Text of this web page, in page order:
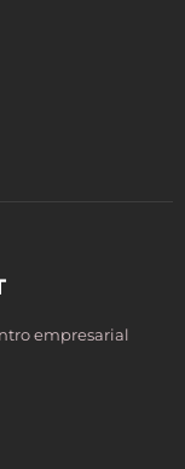
empresarial